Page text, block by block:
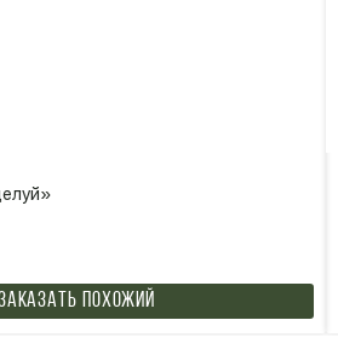
похожий